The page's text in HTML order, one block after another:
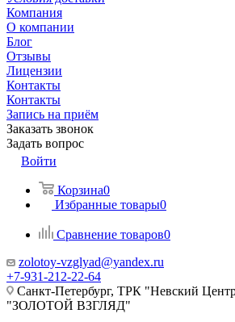
Компания
О компании
Блог
Отзывы
Лицензии
Контакты
Контакты
Запись на приём
Заказать звонок
Задать вопрос
Войти
Корзина0
Избранные товары0
Сравнение товаров0
zolotoy-vzglyad@yandex.ru
+7-931-212-22-64
Санкт-Петербург, ТРК "Невский
"ЗОЛОТОЙ ВЗГЛЯД"